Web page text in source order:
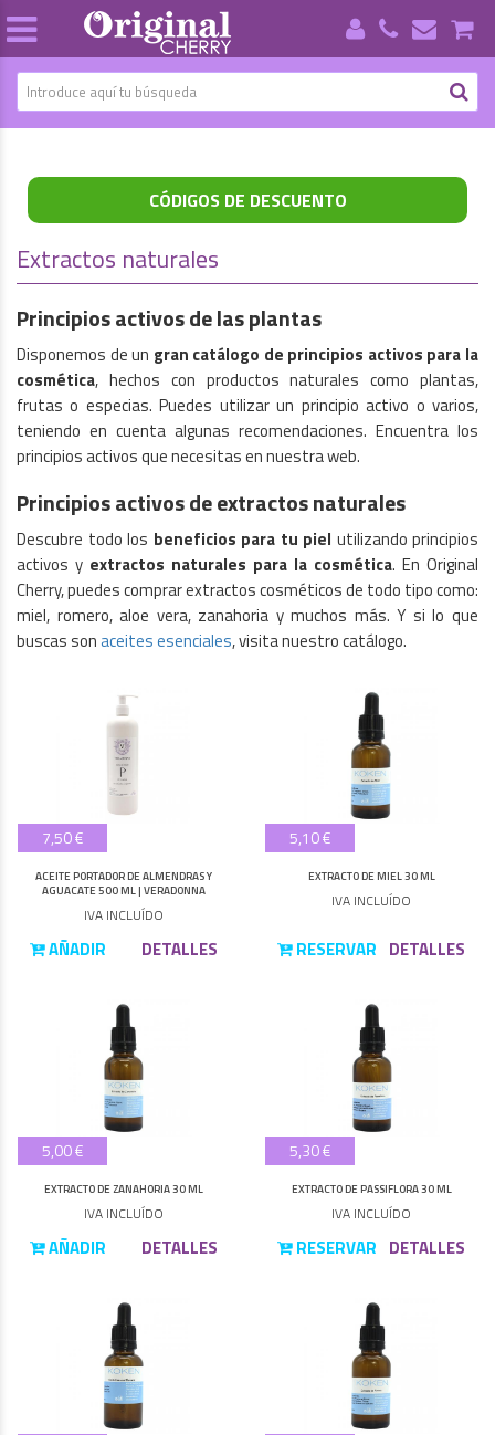
CÓDIGOS DE DESCUENTO
Extractos naturales
Principios activos de las plantas
Disponemos de un gran catálogo de principios activos para la
cosmética, hechos con productos naturales como plantas,
frutas o especias. Puedes utilizar un principio activo o varios,
teniendo en cuenta algunas recomendaciones. Encuentra los
principios activos que necesitas en nuestra web.
Principios activos de extractos naturales
Descubre todo los beneficios para tu piel utilizando principios
activos y extractos naturales para la cosmética. En Original
Cherry, puedes comprar extractos cosméticos de todo tipo como:
miel, romero, aloe vera, zanahoria y muchos más. Y si lo que
buscas sonaceites esenciales, visita nuestro catálogo.
7,50 €
ACEITE PORTADOR DE ALMENDRAS Y
AGUACATE 500 ML | VERADONNA
IVA INCLUÍDO
AÑADIR DETALLES
5,10 €
EXTRACTO DE MIEL 30 ML
IVA INCLUÍDO
RESERVAR DETALLES
5,00 €
EXTRACTO DE ZANAHORIA 30 ML
IVA INCLUÍDO
AÑADIR DETALLES
5,30 €
EXTRACTO DE PASSIFLORA 30 ML
IVA INCLUÍDO
RESERVAR DETALLES